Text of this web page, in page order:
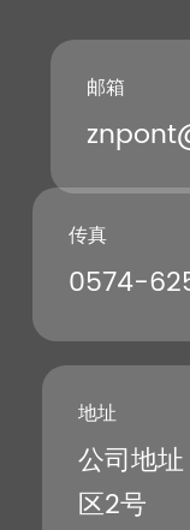
邮箱
传真
0574-
地址
公司地
区2号